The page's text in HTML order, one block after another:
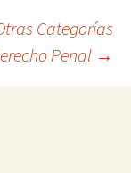
Categorías
Penal →